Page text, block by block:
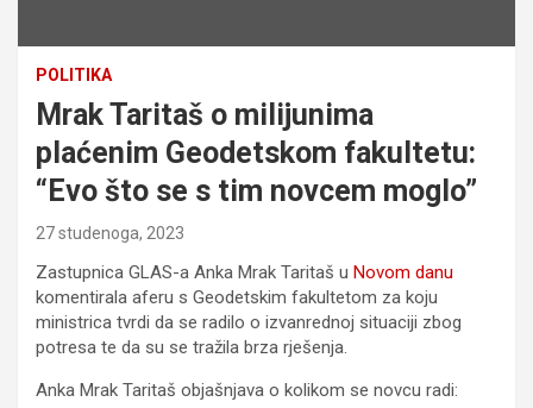
POLITIKA
Mrak Taritaš o milijunima
plaćenim Geodetskom fakultetu:
“Evo što se s tim novcem moglo”
27 studenoga, 2023
Zastupnica GLAS-a Anka Mrak Taritaš u Novom danu
komentirala aferu s Geodetskim fakultetom za koju
ministrica tvrdi da se radilo o izvanrednoj situaciji zbog
potresa te da su se tražila brza rješenja.
Anka Mrak Taritaš objašnjava o kolikom se novcu radi: